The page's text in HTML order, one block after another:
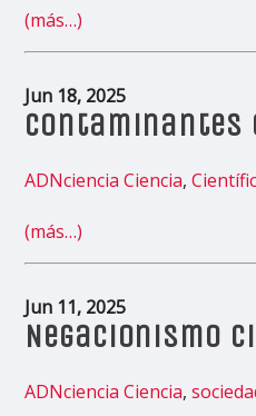
(más…)
Jun 18, 2025
Contaminantes
ADNciencia Ciencia,
(más…)
Jun 11, 2025
Negacionismo
ADNciencia Ciencia,